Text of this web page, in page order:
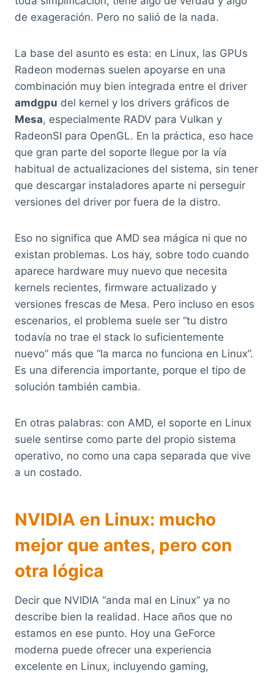
de exageración. Pero no salió de la nada.
La base del asunto es esta: en Linux, las GPUs
Radeon modernas suelen apoyarse en una
combinación muy bien integrada entre el driver
amdgpu del kernel y los drivers gráficos de
Mesa, especialmente RADV para Vulkan y
RadeonSI para OpenGL. En la práctica, eso hace
que gran parte del soporte llegue por la vía
habitual de actualizaciones del sistema, sin tener
que descargar instaladores aparte ni perseguir
versiones del driver por fuera de la distro.
Eso no significa que AMD sea mágica ni que no
existan problemas. Los hay, sobre todo cuando
aparece hardware muy nuevo que necesita
kernels recientes, firmware actualizado y
versiones frescas de Mesa. Pero incluso en esos
escenarios, el problema suele ser “tu distro
todavía no trae el stack lo suficientemente
nuevo” más que “la marca no funciona en Linux”.
Es una diferencia importante, porque el tipo de
solución también cambia.
En otras palabras: con AMD, el soporte en Linux
suele sentirse como parte del propio sistema
operativo, no como una capa separada que vive
a un costado.
NVIDIA en Linux: mucho
mejor que antes, pero con
otra lógica
Decir que NVIDIA “anda mal en Linux” ya no
describe bien la realidad. Hace años que no
estamos en ese punto. Hoy una GeForce
moderna puede ofrecer una experiencia
excelente en Linux, incluyendo gaming,